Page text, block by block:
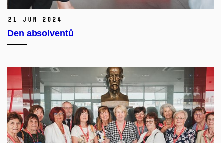
21 Jun 2024
Den absolventů